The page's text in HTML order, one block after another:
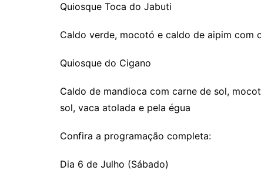
Quiosque Toca do Jabuti
Caldo verde, mocotó e caldo de aipim com
Quiosque do Cigano
Caldo de mandioca com carne de sol,
sol, vaca atolada e pela égua
Confira a programação completa:
Dia 6 de Julho (Sábado)